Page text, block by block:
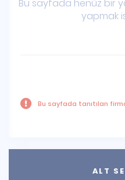
Bu sayfada henüz bir
yapmak
Bu sayfada tanıtılan
ALT